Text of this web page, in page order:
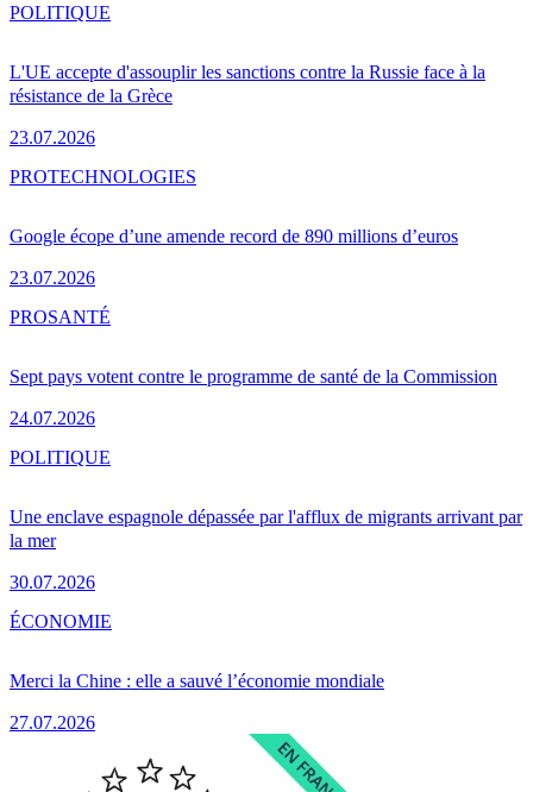
L'UE accepte d'assouplir les sanctions contre la Russie face à la
résistance de la Grèce
23.07.2026
POLITIQUE
Google écope d’une amende record de 890 millions d’euros
23.07.2026
PROTECHNOLOGIES
Sept pays votent contre le programme de santé de la Commission
24.07.2026
PROSANTÉ
Une enclave espagnole dépassée par l'afflux de migrants arrivant par
la mer
30.07.2026
POLITIQUE
Merci la Chine : elle a sauvé l’économie mondiale
27.07.2026
ÉCONOMIE